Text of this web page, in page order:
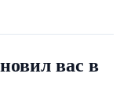
вас в